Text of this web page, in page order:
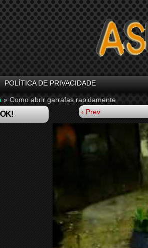
POLÍTICA DE PRIVACIDADE
» Como abrir garrafas rapidamente
‹ Prev